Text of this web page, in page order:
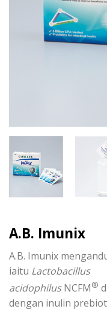
A.B. Imunix
A.B. Imunix
iaitu Lactobacillus
acidophilusNCFM®
dengan inulin